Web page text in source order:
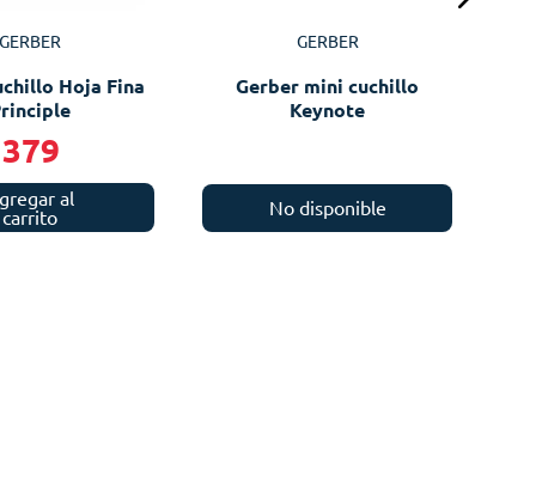
GERBER
Hoja Fina
379
al
carrito
GERBER
Gerber mini cuchillo
Keynote
No disponible